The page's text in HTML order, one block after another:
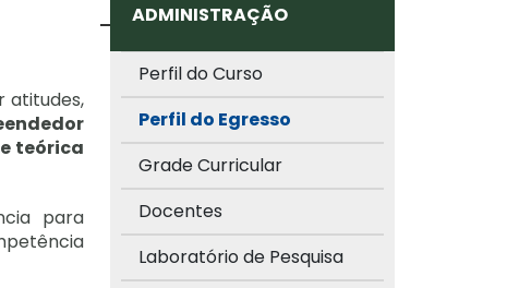
atitudes,
teórica
para
ADMINISTRAÇÃO
Perfil do Curso
Perfil do Egresso
Grade Curricular
Docentes
Laboratório de Pesquisa